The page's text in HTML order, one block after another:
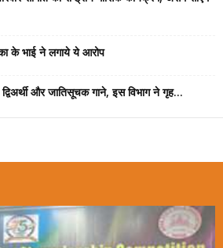
के भाई ने लगाये ये आरोप
और जातिसूचक गाने, इस विभाग ने गृह...